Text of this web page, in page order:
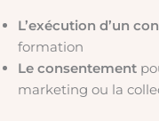
L’exécution d’un
formation
Le consentement
marketing ou la